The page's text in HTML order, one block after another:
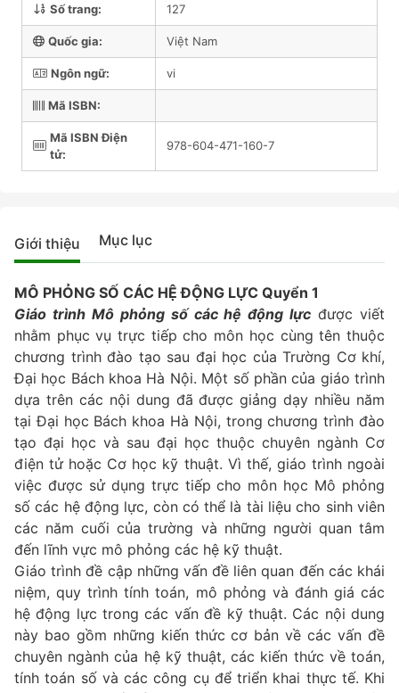
Số trang: 127
Quốc gia: Việt Nam
Ngôn ngữ: vi
Mã ISBN:
Mã ISBN Điện
tử:
978-604-471-160-7
Giới thiệu Mục lục
MÔ PHỎNG SỐ CÁC HỆ ĐỘNG LỰC Quyển 1
Giáo trình Mô phỏng số các hệ động lực được viết
nhằm phục vụ trực tiếp cho môn học cùng tên thuộc
chương trình đào tạo sau đại học của Trường Cơ khí,
Đại học Bách khoa Hà Nội. Một số phần của giáo trình
dựa trên các nội dung đã được giảng dạy nhiều năm
tại Đại học Bách khoa Hà Nội, trong chương trình đào
tạo đại học và sau đại học thuộc chuyên ngành Cơ
điện tử hoặc Cơ học kỹ thuật. Vì thế, giáo trình ngoài
việc được sử dụng trực tiếp cho môn học Mô phỏng
số các hệ động lực, còn có thể là tài liệu cho sinh viên
các năm cuối của trường và những người quan tâm
đến lĩnh vực mô phỏng các hệ kỹ thuật.
Giáo trình đề cập những vấn đề liên quan đến các khái
niệm, quy trình tính toán, mô phỏng và đánh giá các
hệ động lực trong các vấn đề kỹ thuật. Các nội dung
này bao gồm những kiến thức cơ bản về các vấn đề
chuyên ngành của hệ kỹ thuật, các kiến thức về toán,
tính toán số và các công cụ để triển khai thực tế. Khi